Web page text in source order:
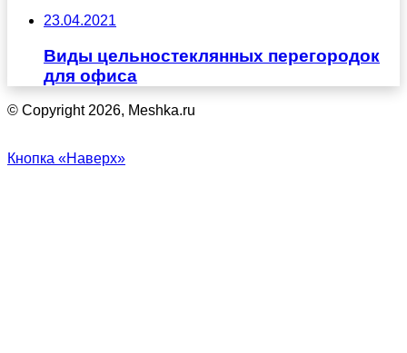
23.04.2021
Виды цельностеклянных перегородок
для офиса
© Copyright 2026, Meshka.ru
Кнопка «Наверх»